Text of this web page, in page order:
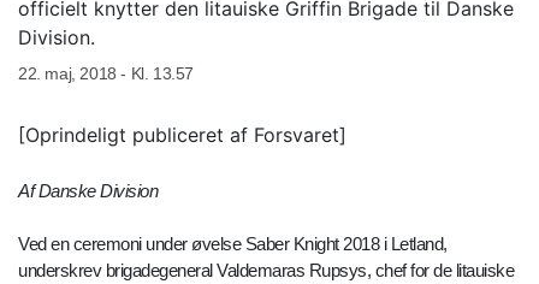
officielt knytter den litauiske Griffin Brigade til Danske
Division.
22. maj, 2018 - Kl. 13.57
[Oprindeligt publiceret af Forsvaret]
Af Danske Division
Ved en ceremoni under øvelse Saber Knight 2018 i Letland,
underskrev brigadegeneral Valdemaras Rupsys, chef for de litauiske